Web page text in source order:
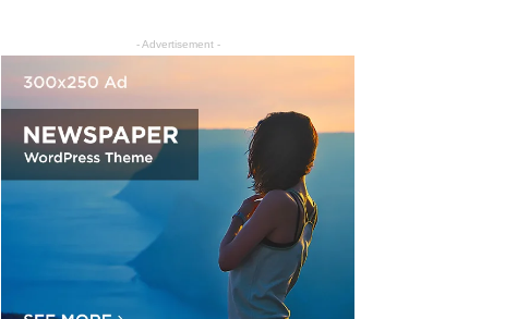
- Advertisement -